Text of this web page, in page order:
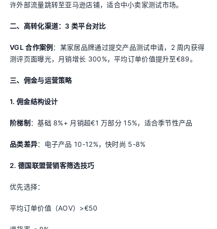
许外部流量跳转至亚马逊店铺，适合中小卖家测试市场。
二、高转化渠道：3 类平台对比
VGL 合作案例 ：某家居品牌通过提交产品测试申请，2 周内获得
测评页面曝光，月销增长 300%，平均订单价值提升至€89。
三、佣金与运营策略
1. 佣金结构设计
阶梯制 ：基础 8%+ 月销超€1 万部分 15%，适合季节性产品
品类差异：电子产品 10-12%，快时尚 5-8%
2. 德国联盟营销客筛选技巧
优先选择：
平均订单价值（AOV）>€50